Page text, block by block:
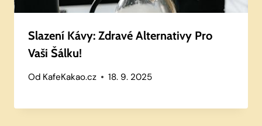
Slazení Kávy: Zdravé Alternativy Pro
Vaši Šálku!
Od KafeKakao.cz 18. 9. 2025